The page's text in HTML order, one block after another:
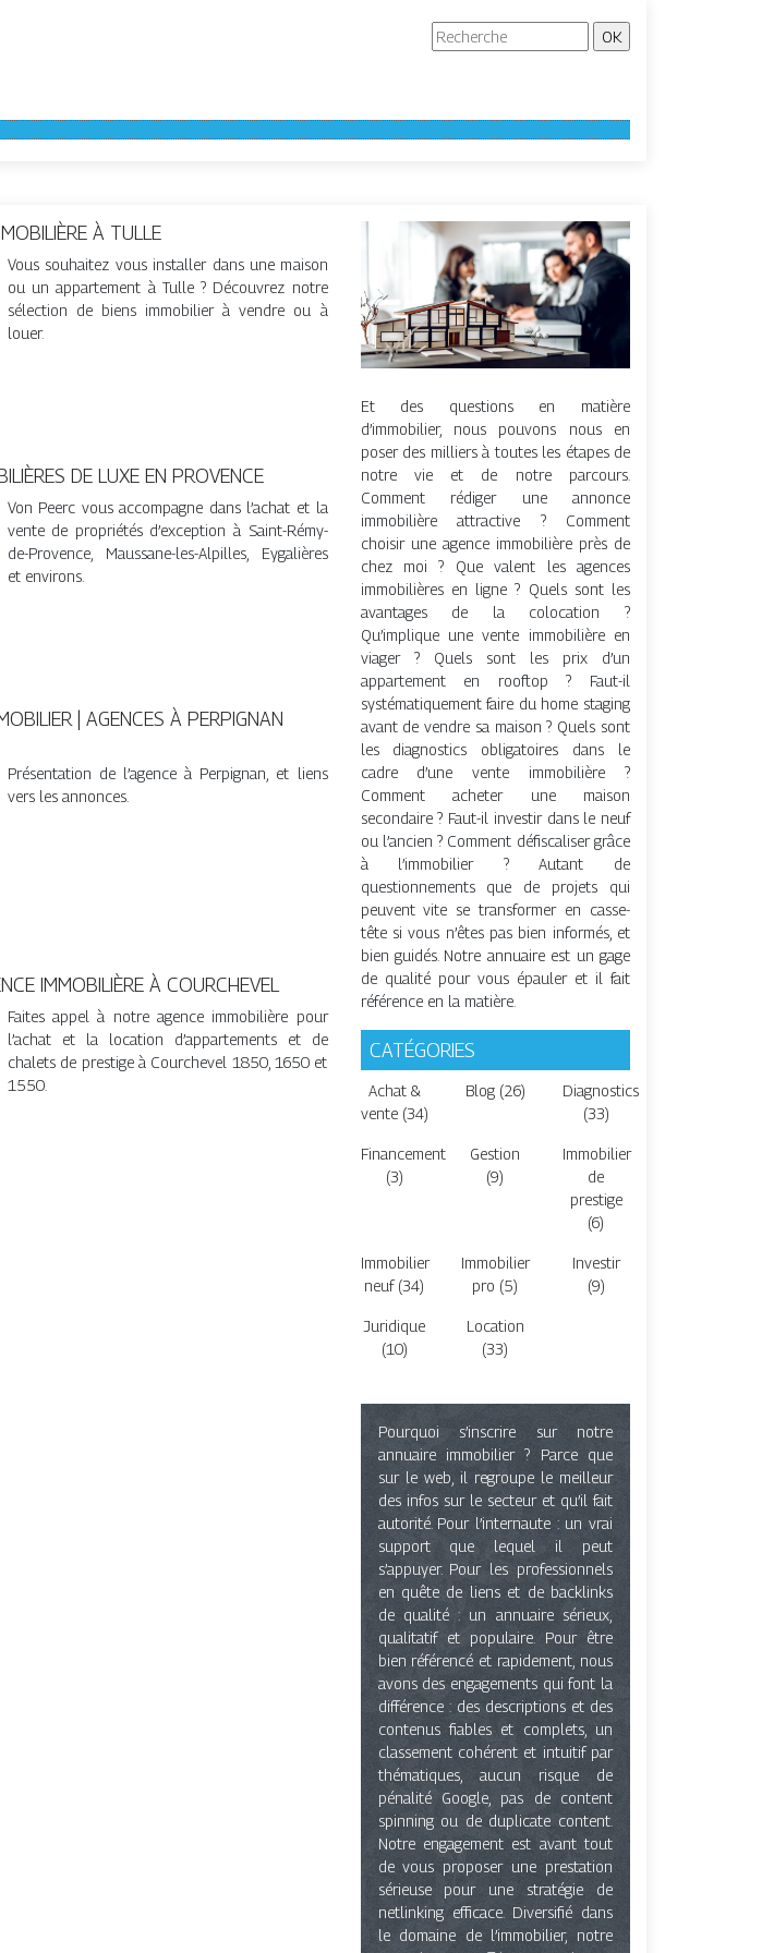
À TULLE
Vous souhaitez vous installer dans une maison
ou un appartement à Tulle ? Découvrez notre
sélection de biens immobilier à vendre ou à
louer.
DE LUXE EN PROVENCE
Von Peerc vous accompagne dans l’achat et la
vente de propriétés d’exception à Saint-Rémy-
de-Provence, Maussane-les-Alpilles, Eygalières
et environs.
| AGENCES À PERPIGNAN
Présentation de l’agence à Perpignan, et liens
vers les annonces.
IMMOBILIÈRE À COURCHEVEL
Faites appel à notre agence immobilière pour
l’achat et la location d’appartements et de
chalets de prestige à Courchevel 1850, 1650 et
1550.
Et des questions en matière
d’immobilier, nous pouvons nous en
poser des milliers à toutes les étapes de
notre vie et de notre parcours.
Comment rédiger une annonce
immobilière attractive ? Comment
choisir une agence immobilière près de
chez moi ? Que valent les agences
immobilières en ligne ? Quels sont les
avantages de la colocation ?
Qu’implique une vente immobilière en
viager ? Quels sont les prix d’un
appartement en rooftop ? Faut-il
systématiquement faire du home staging
avant de vendre sa maison ? Quels sont
les diagnostics obligatoires dans le
cadre d’une vente immobilière ?
Comment acheter une maison
secondaire ? Faut-il investir dans le neuf
ou l’ancien ? Comment défiscaliser grâce
à l’immobilier ? Autant de
questionnements que de projets qui
peuvent vite se transformer en casse-
tête si vous n’êtes pas bien informés, et
bien guidés. Notre annuaire est un gage
de qualité pour vous épauler et il fait
référence en la matière.
CATÉGORIES
Achat &
vente (34)
Blog (26)
Diagnostics
(33)
Financement
(3)
Gestion
(9)
Immobilier
de
prestige
(6)
Immobilier
neuf (34)
Immobilier
pro (5)
Investir
(9)
Juridique
(10)
Location
(33)
Pourquoi s’inscrire sur notre
annuaire immobilier ? Parce que
sur le web, il regroupe le meilleur
des infos sur le secteur et qu’il fait
autorité. Pour l’internaute : un vrai
support que lequel il peut
s’appuyer. Pour les professionnels
en quête de liens et de backlinks
de qualité : un annuaire sérieux,
qualitatif et populaire. Pour être
bien référencé et rapidement, nous
avons des engagements qui font la
différence : des descriptions et des
contenus fiables et complets, un
classement cohérent et intuitif par
thématiques, aucun risque de
pénalité Google, pas de content
spinning ou de duplicate content.
Notre engagement est avant tout
de vous proposer une prestation
sérieuse pour une stratégie de
netlinking efficace. Diversifié dans
le domaine de l’immobilier, notre